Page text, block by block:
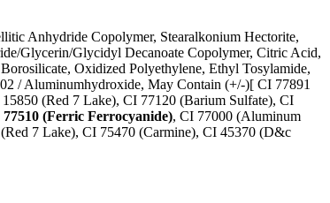
Anhydride Copolymer, Stearalkonium Hectorite,
Glycerin/Glycidyl Decanoate Copolymer, Citric Acid,
Oxidized Polyethylene, Ethyl Tosylamide,
/ Aluminumhydroxide, May Contain (+/-)[ CI 77891
(Red 7 Lake), CI 77120 (Barium Sulfate), CI
(Ferric Ferrocyanide), CI 77000 (Aluminum
7 Lake), CI 75470 (Carmine), CI 45370 (D&c